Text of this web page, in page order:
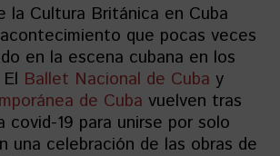
la Cultura Británica en Cuba
que pocas veces
en la escena cubana en los
Ballet Nacional de Cuba y
de Cuba vuelven tras
covid-19 para unirse por solo
una celebración de las obras de